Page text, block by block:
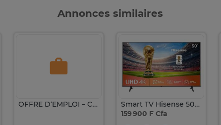
Annonces similaires
OFFRE D’EMPLOI – COIFFEUSE PROFESSIONNELLE
Smart TV Hisense 50 Pouces A4Q Full HD DLED VIDAA – 2025
159 900 F Cfa